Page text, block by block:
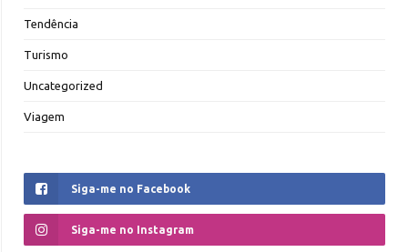
Tendência
Turismo
Uncategorized
Viagem
Siga-me no Facebook
Siga-me no Instagram